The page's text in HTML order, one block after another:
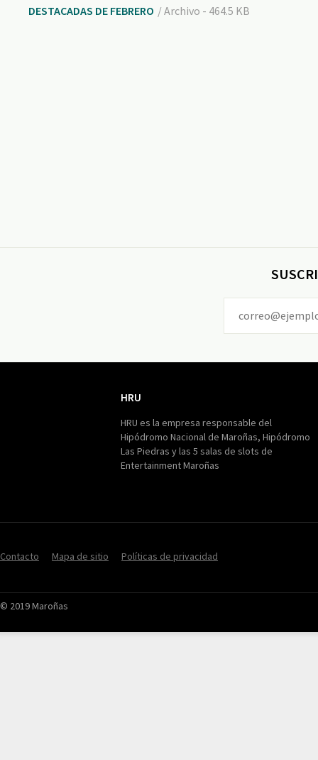
DESTACADAS DE FEBRERO / Archivo - 464.5 KB
HRU
HRU es la empresa responsable del
Hipódromo Nacional de Maroñas, Hipódromo
Las Piedras y las 5 salas de slots de
Entertainment Maroñas
Contacto Mapa de sitio Políticas de privacidad
© 2019 Maroñas